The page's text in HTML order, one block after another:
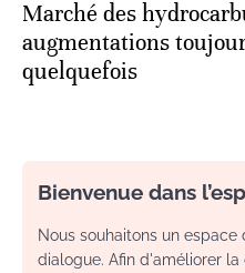
Marché des
augmentations
quelquefois
Bienvenue dans
Nous souhaitons un
dialogue. Afin d'améliorer